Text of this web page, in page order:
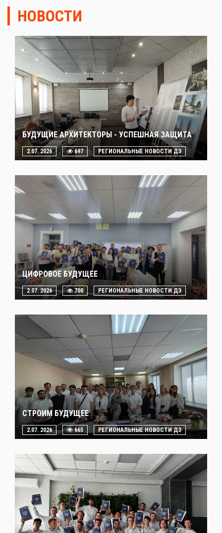
НОВОСТИ
БУДУЩИЕ АРХИТЕКТОРЫ - УСПЕШНАЯ ЗАЩИТА
2.07. 2026 697 РЕГИОНАЛЬНЫЕ НОВОСТИ ДЭ
ЦИФРОВОЕ БУДУЩЕЕ
2.07. 2026 700 РЕГИОНАЛЬНЫЕ НОВОСТИ ДЭ
СТРОИМ БУДУЩЕЕ
2.07. 2026 665 РЕГИОНАЛЬНЫЕ НОВОСТИ ДЭ